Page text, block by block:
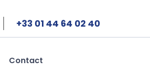
+33 01 44 64 02 40
Contact